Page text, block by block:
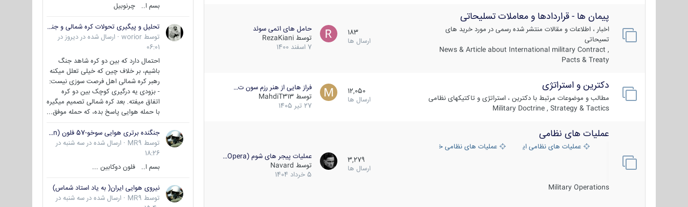
پیمان ها - قراردادها و معاملات تسلیحاتی
اخبار ، اطلاعات و مقالات منتشر شده رسمی در مورد خرید های
تسیحاتی
News & Article about International military Contract ,
Pacts & Treaty
183
ارسال ها
حامل های اتمی سوئد
توسط RezaKiani
7 اسفند 1400
دکترین و استراتژی
مطالب و موضوعات مرتبط با دکترین ، استراتژی و تاکتیکهای نظامی
Military Doctrine , Strategy & Tactics
12,050
ارسال ها
فراز هایی از هنر رزم سون ت…
توسط MahdiT313
27 تیر 1405
عملیات های نظامی
عملیات های نظامی ایران عملیات های نظامی خارجی
Military Operations
3,279
ارسال ها
عملیات پیجر های شوم (Opera…
توسط Navard
5 خرداد 1404
بسم ا.. چرنوبیل
تحلیل و پیگیری تحولات کره شمالی و جنوبی
توسط worior
· ارسال شده در دیروز در
06:01
احتمال دارد که بین دو کره شاهد جنگ
باشیم، بر خلاف چین که خیلی تعلل میکنه
رهبر کره شمالی اهل فرصت سوزی نیست:
- بزودی یه درگیری کوچک بین دو کره
اتفاق میفته. بعد کره شمالی تصمیم میگیره
با حمله هوایی پاسخ بده، که حمله موفق...
جنگنده برتری هوایی سوخو-57 فلون (Su-57/Felon)
توسط MR9
· ارسال شده در سه شنبه در
18:26
بسم ا.. فلون دوکابین ...
نیروی هوایی ایران( به یاد استاد شماس)
توسط MR9
· ارسال شده در سه شنبه در